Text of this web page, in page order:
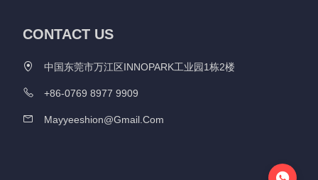
CONTACT US
中国东莞市万江区INNOPARK工业园1栋2楼
+86-0769 8977 9909
Mayyeeshion@gmail.com